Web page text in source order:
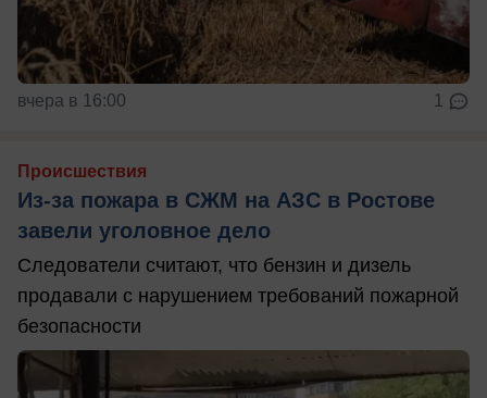
вчера в 16:00 1
Происшествия
Из-за пожара в СЖМ на АЗС в Ростове
завели уголовное дело
Следователи считают, что бензин и дизель
продавали с нарушением требований пожарной
безопасности